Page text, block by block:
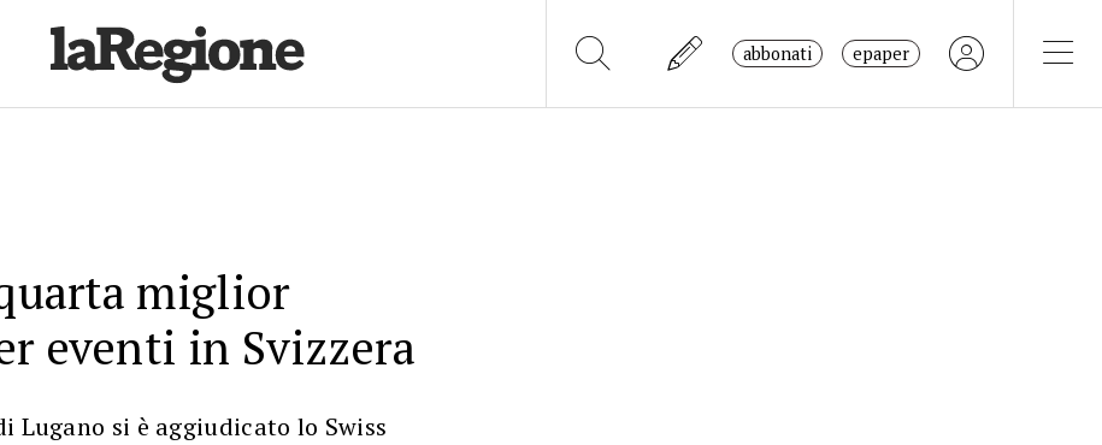
abbonati epaper
miglior
eventi in Svizzera
Lugano si è aggiudicato lo Swiss